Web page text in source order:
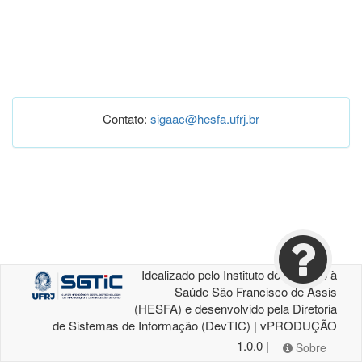
Contato: sigaac@hesfa.ufrj.br
Idealizado pelo Instituto de Atenção à
Saúde São Francisco de Assis
(HESFA) e desenvolvido pela Diretoria
de Sistemas de Informação (DevTIC) | vPRODUÇÃO
1.0.0 |
Sobre